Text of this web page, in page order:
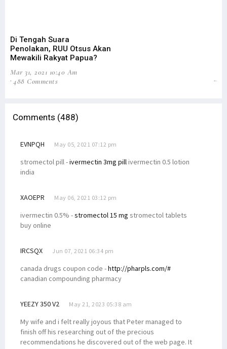
Di Tengah Suara
Penolakan, RUU Otsus Akan
Mewakili Rakyat Papua?
Mar 31, 2021 10:40 Am
488 Comments
Comments (488)
EVNPQH May 05, 2021 07:12 pm
stromectol pill -ivermectin 3mg pillivermectin 0.5 lotion
india
XAOEPR May 06, 2021 03:12 pm
ivermectin 0.5% -stromectol 15 mg stromectol tablets
buy online
IRCSQX Jun 07, 2021 06:34 pm
canada drugs coupon code -http://pharpls.com/#
canadian compounding pharmacy
YEEZY 350 V2 May 21, 2023 05:38 am
My wife and i felt really joyous that Peter managed to
finish off his researching out of the precious
recommendations he discovered out of the web page. It